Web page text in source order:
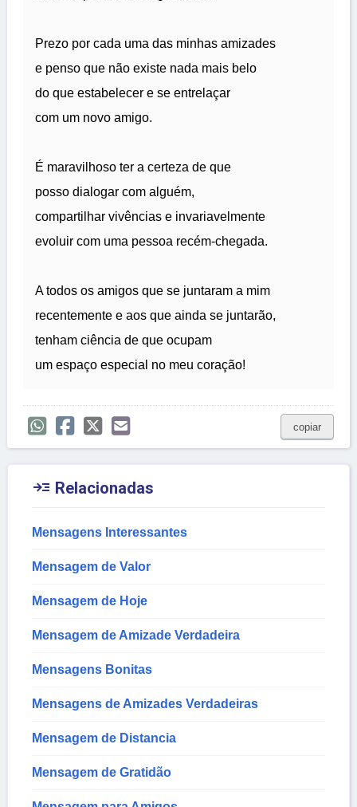
Prezo por cada uma das minhas amizades
e penso que não existe nada mais belo
do que estabelecer e se entrelaçar
com um novo amigo.
É maravilhoso ter a certeza de que
posso dialogar com alguém,
compartilhar vivências e invariavelmente
evoluir com uma pessoa recém-chegada.
A todos os amigos que se juntaram a mim
recentemente e aos que ainda se juntarão,
tenham ciência de que ocupam
um espaço especial no meu coração!
copiar
 Relacionadas
Mensagens Interessantes
Mensagem de Valor
Mensagem de Hoje
Mensagem de Amizade Verdadeira
Mensagens Bonitas
Mensagens de Amizades Verdadeiras
Mensagem de Distancia
Mensagem de Gratidão